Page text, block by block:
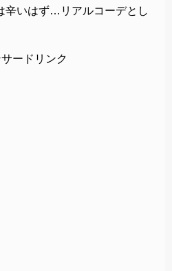
辛いはず…リアルコーデとし
ードリンク